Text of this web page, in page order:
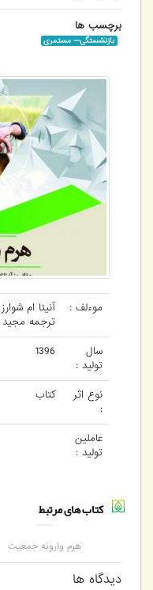
برچسب ها
بازنشستگی-- مستمری
موءلف :
آنیتا ام
ترجمه مجید
سال
تولید :
1396
نوع اثر
کتاب
عاملین
تولید :
کتاب های مرتبط
هرم وارونه جمعیت
دیدگاه ها